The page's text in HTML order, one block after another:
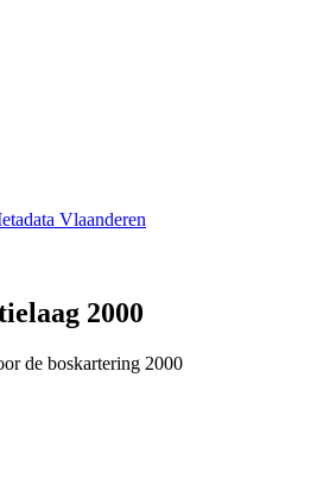
Vlaanderen
2000
de boskartering 2000